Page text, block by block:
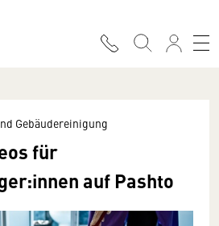
Gebäudereinigung
für
auf Pashto